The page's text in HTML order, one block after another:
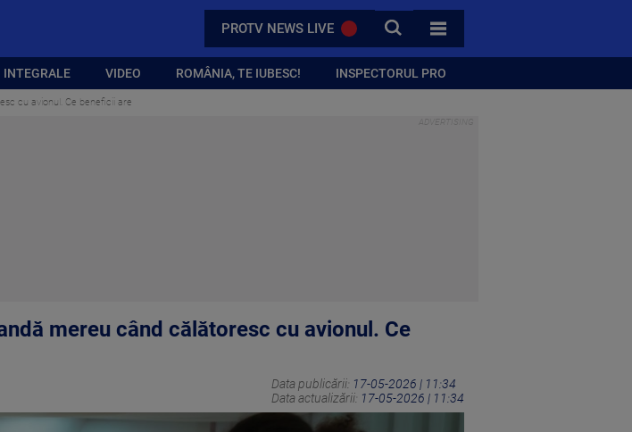
PROTV NEWS LIVE CAUTA
TOATE CATEGORIILE
INTEGRALE VIDEO ROMÂNIA, TE IUBESC! INSPECTORUL PRO
cu avionul. Ce beneficii are
mereu când călătoresc cu avionul. Ce
Data publicării: 17-05-2026 | 11:34
Data actualizării: 17-05-2026 | 11:34